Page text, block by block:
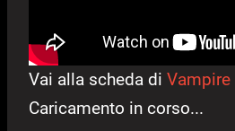
Vai alla scheda di Vampire
Caricamento in corso...